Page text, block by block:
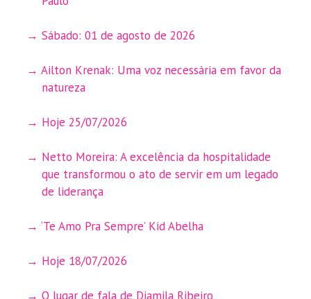
Sábado: 01 de agosto de 2026
Ailton Krenak: Uma voz necessária em favor da
natureza
Hoje 25/07/2026
Netto Moreira: A excelência da hospitalidade
que transformou o ato de servir em um legado
de liderança
‘Te Amo Pra Sempre’ Kid Abelha
Hoje 18/07/2026
O lugar de fala de Djamila Ribeiro